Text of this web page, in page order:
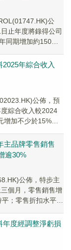
公
止年度將錄得公司
同期增加約150%
年​綜合收入
公佈，預
綜合收入較2024
加不少於15%。
主品牌零售銷售
逾30%
公佈，特步主
個月，零售銷售增
；零售折扣水平七
年度經調整淨虧損